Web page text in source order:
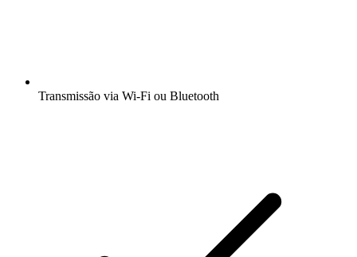
Transmissão via Wi-Fi ou Bluetooth